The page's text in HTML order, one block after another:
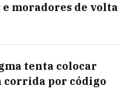
moradores de volta
tenta colocar
corrida por código